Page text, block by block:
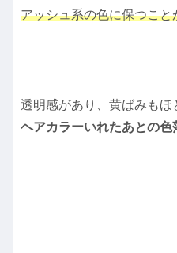
アッシュ系の色に保つこと
透明感があり、黄ばみも
ヘアカラーいれたあとの